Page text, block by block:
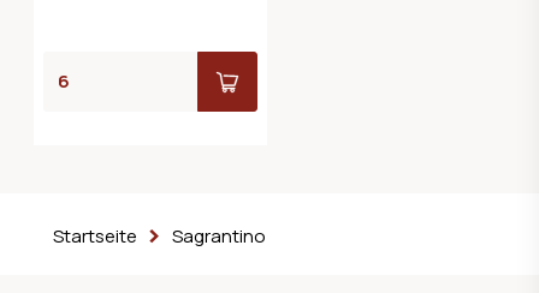
Startseite Sagrantino